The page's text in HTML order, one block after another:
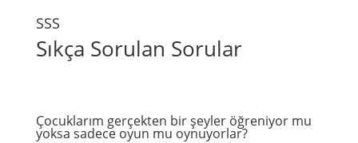
SSS
Sıkça Sorulan Sorular
Çocuklarım gerçekten bir şeyler öğreniyor mu
yoksa sadece oyun mu oynuyorlar?